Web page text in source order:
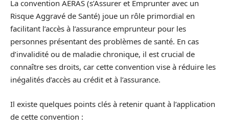
La convention AERAS (s’Assurer et Emprunter avec un
Risque Aggravé de Santé) joue un rôle primordial en
facilitant l’accès à l’assurance emprunteur pour les
personnes présentant des problèmes de santé. En cas
d’invalidité ou de maladie chronique, il est crucial de
connaître ses droits, car cette convention vise à réduire les
inégalités d’accès au crédit et à l’assurance.
Il existe quelques points clés à retenir quant à l’application
de cette convention :